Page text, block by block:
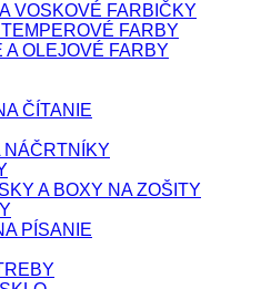
VOSKOVÉ FARBIČKY
FARBY
A OLEJOVÉ FARBY
ČÍTANIE
NÁČRTNÍKY
A BOXY NA ZOŠITY
PÍSANIE